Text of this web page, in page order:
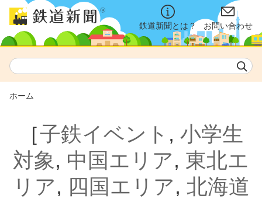
鉄道新聞とは？ お問い合わせ
ホーム
［子鉄イベント , 小学生
対象, 中国エリア, 東北エ
リア, 四国エリア, 北海道